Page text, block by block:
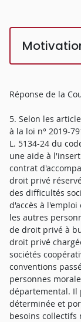
Réponse de la
5. Selon les
à la loi n° 2019-
L. 5134-24 du
une aide à
contrat
droit privé
des difficultés
d'accès à
les autres
de droit privé à
droit privé
sociétés
conventions
personnes
départemental. Il
déterminée et
besoins collectifs